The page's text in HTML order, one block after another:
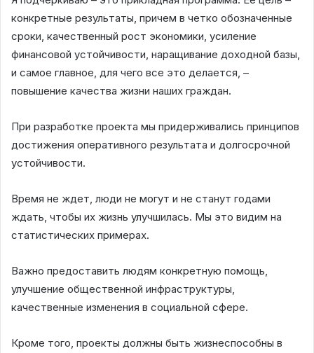
конкретные результаты, причем в четко обозначенные
сроки, качественный рост экономики, усиление
финансовой устойчивости, наращивание доходной базы,
и самое главное, для чего все это делается, –
повышение качества жизни наших граждан.
При разработке проекта мы придерживались принципов
достижения оперативного результата и долгосрочной
устойчивости.
Время не ждет, люди не могут и не станут годами
ждать, чтобы их жизнь улучшилась. Мы это видим на
статистических примерах.
Важно предоставить людям конкретную помощь,
улучшение общественной инфраструктуры,
качественные изменения в социальной сфере.
Кроме того, проекты должны быть жизнеспособны в